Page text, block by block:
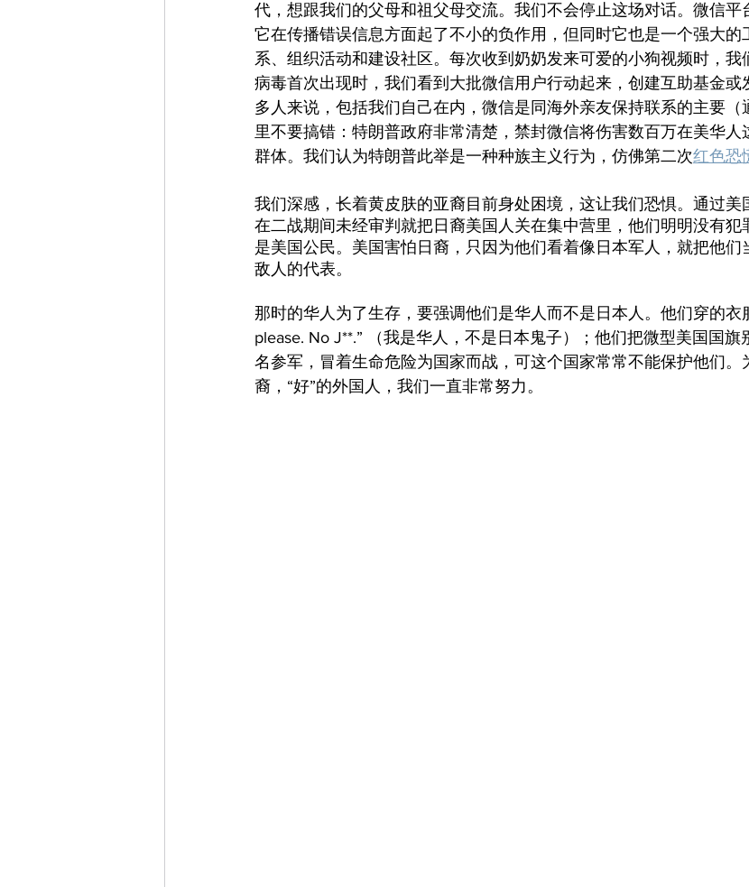
代，想跟我们的父母和祖父母交流。我们不会停止这场对话。微信平
它在传播错误信息方面起了不小的负作用，但同时它也是一个强大的
系、组织活动和建设社区。每次收到奶奶发来可爱的小狗视频时，
病毒首次出现时，我们看到大批微信用户行动起来，创建互助基金或
多人来说，包括我们自己在内，微信是同海外亲友保持联系的主要
里不要搞错：特朗普政府非常清楚，禁封微信将伤害数百万在美华人
群体。我们认为特朗普此举是一种种族主义行为，仿佛第二次红色恐
我们深感，长着黄皮肤的亚裔目前身处困境，这让我们恐惧。通过美
在二战期间未经审判就把日裔美国人关在集中营里，他们明明没有犯
是美国公民。美国害怕日裔，只因为他们看着像日本军人，就把他们
敌人的代表。
那时的华人为了生存，要强调他们是华人而不是日本人。他们穿的衣
please. No J**.” （我是华人，不是日本鬼子）；他们把微型美国国
名参军，冒着生命危险为国家而战，可这个国家常常不能保护他们。
裔，“好”的外国人，我们一直非常努力。